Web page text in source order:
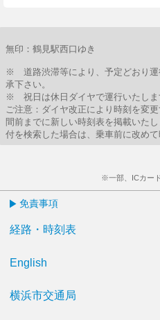
無印：鶴見駅西口ゆき
※ 道路渋滞等により、予定どおり運
承下さい。
※ 祝日は休日ダイヤで運行いたしま
ご注意：ダイヤ改正により時刻を変
間前までに新しい時刻表を掲載いた
付を検索した場合は、乗車前に改め
※一部、ICカー
免責事項
経路・時刻表
English
横浜市交通局